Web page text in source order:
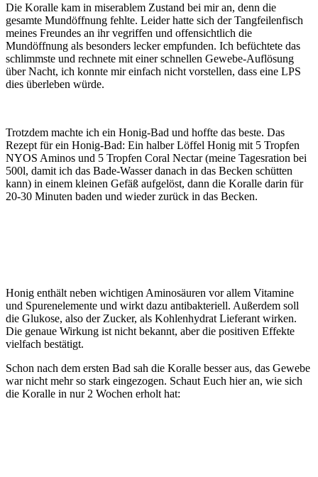
Die Koralle kam in miserablem Zustand bei mir an, denn die
gesamte Mundöffnung fehlte. Leider hatte sich der Tangfeilenfisch
meines Freundes an ihr vegriffen und offensichtlich die
Mundöffnung als besonders lecker empfunden. Ich befüchtete das
schlimmste und rechnete mit einer schnellen Gewebe-Auflösung
über Nacht, ich konnte mir einfach nicht vorstellen, dass eine LPS
dies überleben würde.
Trotzdem machte ich ein Honig-Bad und hoffte das beste. Das
Rezept für ein Honig-Bad: Ein halber Löffel Honig mit 5 Tropfen
NYOS Aminos und 5 Tropfen Coral Nectar (meine Tagesration bei
500l, damit ich das Bade-Wasser danach in das Becken schütten
kann) in einem kleinen Gefäß aufgelöst, dann die Koralle darin für
20-30 Minuten baden und wieder zurück in das Becken.
Honig enthält neben wichtigen Aminosäuren vor allem Vitamine
und Spurenelemente und wirkt dazu antibakteriell. Außerdem soll
die Glukose, also der Zucker, als Kohlenhydrat Lieferant wirken.
Die genaue Wirkung ist nicht bekannt, aber die positiven Effekte
vielfach bestätigt.
Schon nach dem ersten Bad sah die Koralle besser aus, das Gewebe
war nicht mehr so stark eingezogen. Schaut Euch hier an, wie sich
die Koralle in nur 2 Wochen erholt hat: